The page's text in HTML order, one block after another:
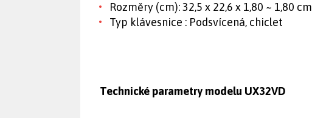
Rozměry (cm): 32,5 x 22,6 x 1,80 ~ 1,80 cm
Typ klávesnice : Podsvícená, chiclet
Technické parametry modelu UX32VD